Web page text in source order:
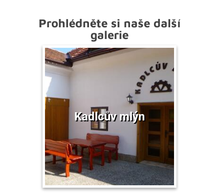
Prohlédněte si naše další
galerie
Kadlcův mlýn